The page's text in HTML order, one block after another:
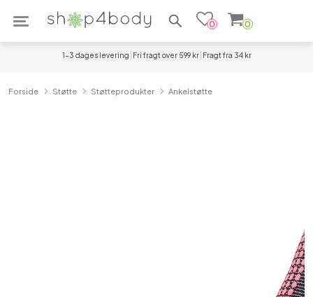
Søg efter produkter
0 0
1-3 dages levering Fri fragt over 599 kr Fragt fra 34 kr
Forside Støtte Støtteprodukter Ankelstøtte